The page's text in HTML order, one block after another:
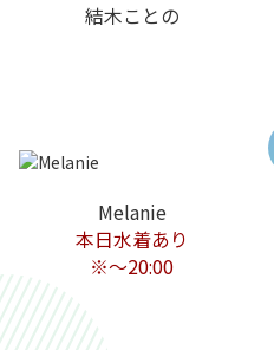
結木ことの
Melanie
本日水着あり
※〜20:00